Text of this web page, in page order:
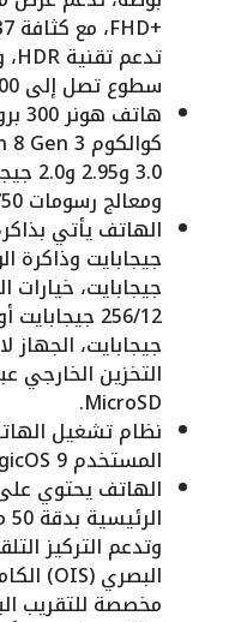
سطوع تصل إلى 4000 شمعة.
ومعالج رسومات Adreno 750.
جيجابايت،
جيجابايت، الجهاز
التخزين الخارجي
MicroSD.
المستخدم MagicOS 9.
الهاتف يحتوي على
مخصصة للتقريب